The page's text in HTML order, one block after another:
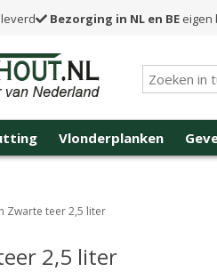
Bezorging in NL en BE eigen
Vlonderplanken
Zwarte teer 2,5 liter
2,5 liter